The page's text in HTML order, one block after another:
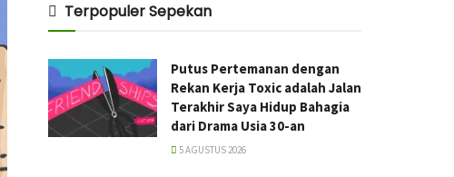
Terpopuler Sepekan
Putus Pertemanan dengan
Rekan Kerja Toxic adalah Jalan
Terakhir Saya Hidup Bahagia
dari Drama Usia 30-an
5 AGUSTUS 2026